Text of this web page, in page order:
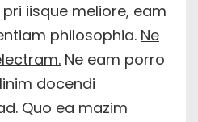
iisque meliore, eam
philosophia. Ne
Ne eam porro
docendi
Quo ea mazim